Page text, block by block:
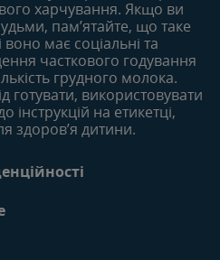
харчування. Якщо ви
пам’ятайте, що таке
має соціальні та
часткового годування
грудного молока.
готувати, використовувати
інструкцій на етикетці,
здоров’я дитини.